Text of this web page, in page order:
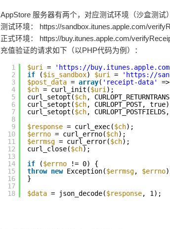
AppStore 服务器有两个，对应测试环境（沙盒测试
测试环境： https://sandbox.itunes.apple.com/
正式环境： https://buy.itunes.apple.com/
充值验证的请求如下（以PHP代码为例）：
1
2
3
4
5
6
7
8
9
10
11
12
13
14
15
16
17
18
$uri =
'https://
if
($is_sandbox) $uri =
'https://
$post_data = array( 'receipt-data'
$ch = curl_init($uri );
curl_setopt($ch,
curl_setopt($ch, CURLOPT_POST,
curl_setopt($ch,
$response = curl_exec($ch);
$errno = curl_errno($ch);
$errmsg = curl_error($ch);
curl_close($ch);
if
($errno
!= 0) {
throw new Exception($errmsg, $errno
}
$data = json_decode($response, 1);